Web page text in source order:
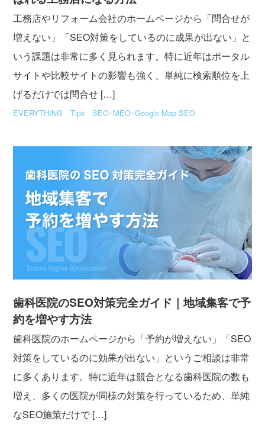
工務店やリフォーム会社のホームページから「問合せが
増えない」「SEO対策をしているのに成果が出ない」と
いう課題は非常に多く見られます。特に近年はポータル
サイトや比較サイトの影響も強く、単純に検索順位を上
げるだけでは問合せ […]
EVERYTHING Tips SEO･MEO･Google Map SEO
歯科医院のSEO対策完全ガイド｜地域集客で予
約を増やす方法
歯科医院のホームページから「予約が増えない」「SEO
対策をしているのに効果が出ない」というご相談は非常
に多くあります。特に近年は競合となる歯科医院の数も
増え、多くの医院が同様の対策を行っているため、単純
なSEO施策だけで […]